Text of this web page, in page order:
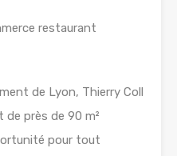
restaurant
de Lyon, Thierry Coll
près de 90 m²
pour tout